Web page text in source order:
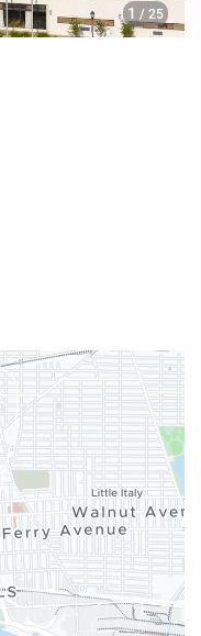
1 / 25